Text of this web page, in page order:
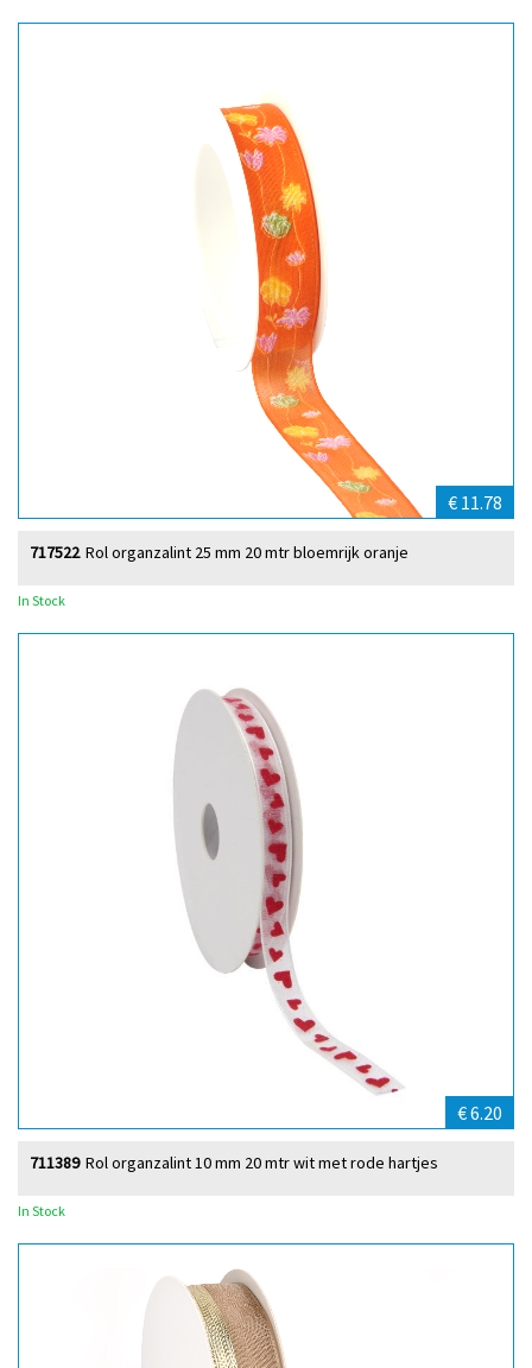
€ 11.78
Rol organzalint 25 mm 20 mtr bloemrijk oranje
717522
In Stock
€ 6.20
Rol organzalint 10 mm 20 mtr wit met rode hartjes
711389
In Stock